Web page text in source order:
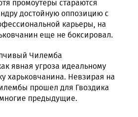
промоутеры стараются
достойную оппозицию с
карьеры, на
еще не боксировал.
Чилемба
явная угроза идеальному
харьковчанина. Невзирая на
прошел для Гвоздика
предыдущие.